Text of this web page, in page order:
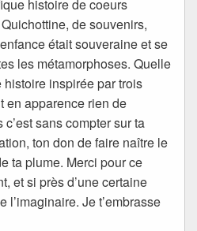
histoire de coeurs
de souvenirs,
était souveraine et se
les métamorphoses. Quelle
histoire inspirée par trois
en apparence rien de
sans compter sur ta
ton don de faire naître le
ta plume. Merci pour ce
et si près d’une certaine
l’imaginaire. Je t’embrasse